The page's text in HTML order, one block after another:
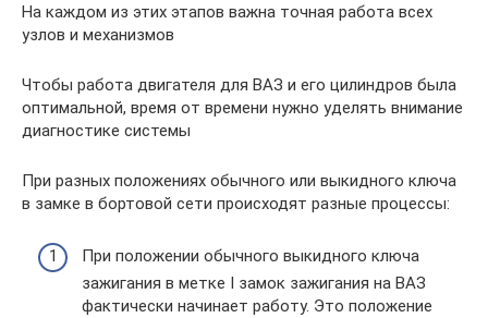
На каждом из этих этапов важна точная работа всех
узлов и механизмов
Чтобы работа двигателя для ВАЗ и его цилиндров была
оптимальной, время от времени нужно уделять внимание
диагностике системы
При разных положениях обычного или выкидного ключа
в замке в бортовой сети происходят разные процессы:
При положении обычного выкидного ключа
зажигания в метке I замок зажигания на ВАЗ
фактически начинает работу. Это положение